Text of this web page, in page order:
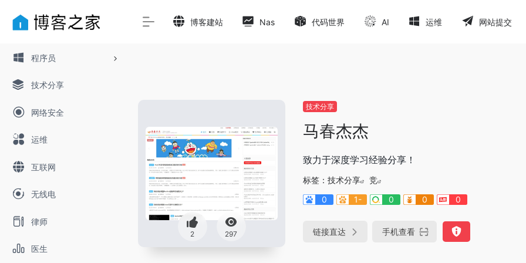
程序员
技术分享
网络安全
运维
互联网
无线电
律师
医生
博客建站 Nas 代码世界 AI 运维 网站提交
2 297
技术分享
马春杰杰
致力于深度学习经验分享！
标签： 技术分享
竞
0
1- 0 0 0
链接直达 手机查看